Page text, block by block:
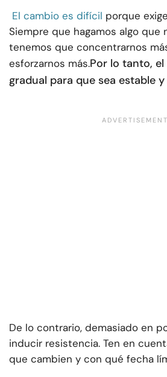
El cambio es difícil porque
Siempre que hagamos algo que
tenemos que concentrarnos
esforzarnos más.Por lo tanto,
gradual para que sea estable
De lo contrario, demasiado en
inducir resistencia. Ten en
que cambien y con qué fecha